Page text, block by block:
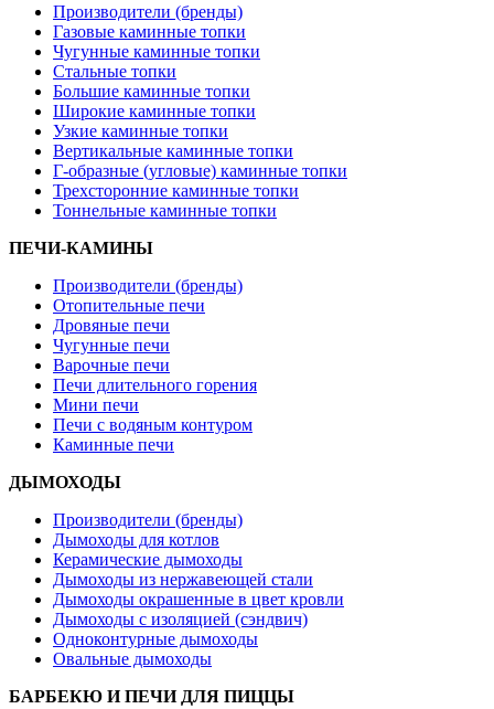
Производители (бренды)
Газовые каминные топки
Чугунные каминные топки
Стальные топки
Большие каминные топки
Широкие каминные топки
Узкие каминные топки
Вертикальные каминные топки
Г-образные (угловые) каминные топки
Трехсторонние каминные топки
Тоннельные каминные топки
ПЕЧИ-КАМИНЫ
Производители (бренды)
Отопительные печи
Дровяные печи
Чугунные печи
Варочные печи
Печи длительного горения
Мини печи
Печи с водяным контуром
Каминные печи
ДЫМОХОДЫ
Производители (бренды)
Дымоходы для котлов
Керамические дымоходы
Дымоходы из нержавеющей стали
Дымоходы окрашенные в цвет кровли
Дымоходы с изоляцией (сэндвич)
Одноконтурные дымоходы
Овальные дымоходы
БАРБЕКЮ И ПЕЧИ ДЛЯ ПИЦЦЫ